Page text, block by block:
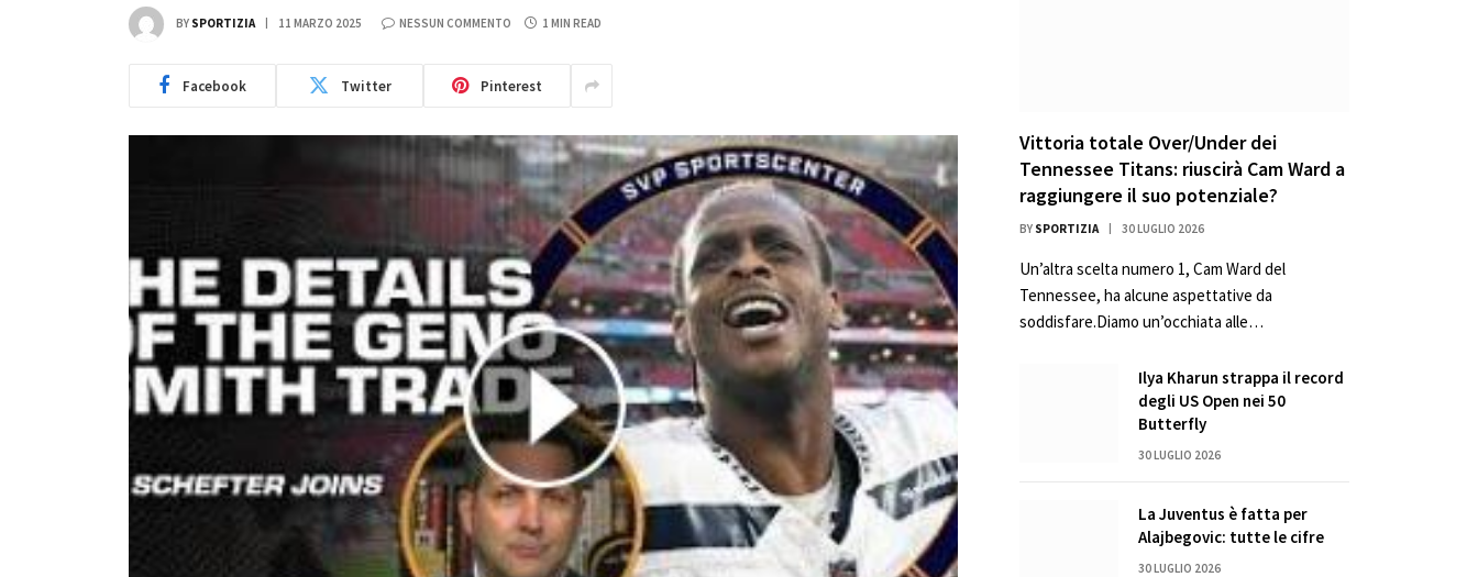
BY SPORTIZIA 11 MARZO 2025 NESSUN COMMENTO 1 MIN READ
Facebook Twitter Pinterest
Vittoria totale Over/Under dei
Tennessee Titans: riuscirà Cam Ward a
raggiungere il suo potenziale?
BY SPORTIZIA 30 LUGLIO 2026
Un’altra scelta numero 1, Cam Ward del
Tennessee, ha alcune aspettative da
soddisfare.Diamo un’occhiata alle…
Ilya Kharun strappa il record
degli US Open nei 50
Butterfly
30 LUGLIO 2026
La Juventus è fatta per
Alajbegovic: tutte le cifre
30 LUGLIO 2026